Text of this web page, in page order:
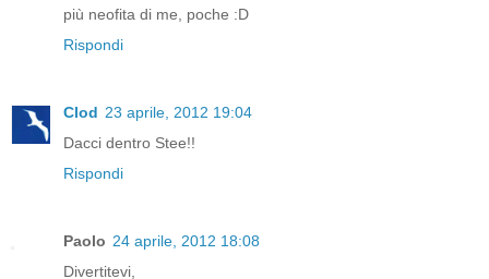
più neofita di me, poche :D
Rispondi
Clod 23 aprile, 2012 19:04
Dacci dentro Stee!!
Rispondi
Paolo 24 aprile, 2012 18:08
Divertitevi,